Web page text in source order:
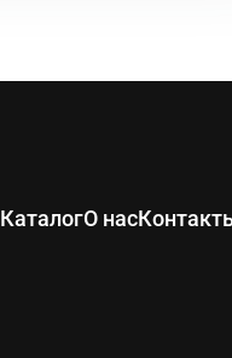
КаталогО нас